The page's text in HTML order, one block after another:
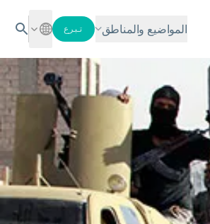
المواضيع والمناطق تبرع